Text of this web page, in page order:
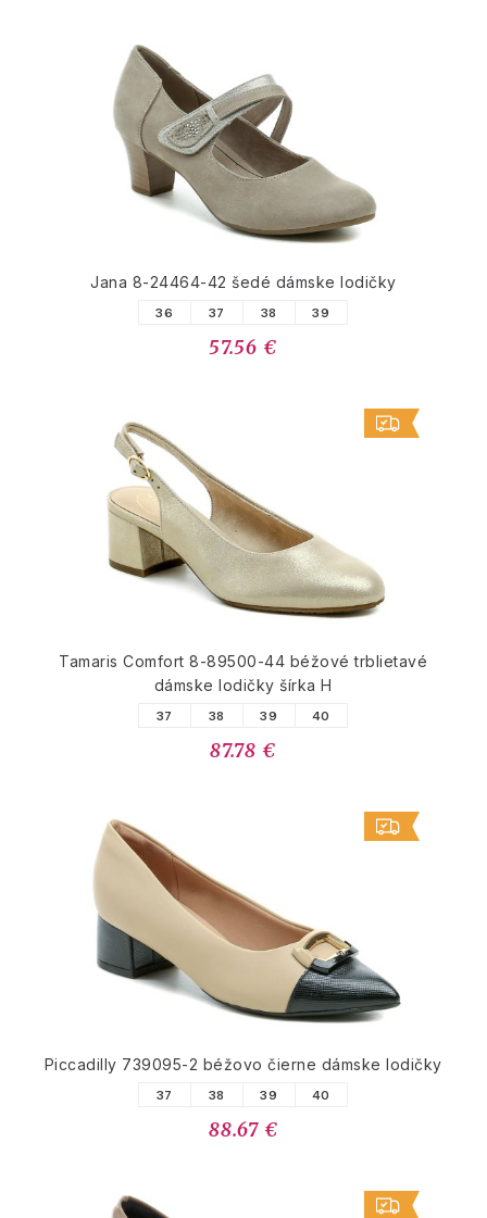
Jana 8-24464-42 šedé dámske lodičky
36 37 38 39
57.56 €
Tamaris Comfort 8-89500-44 béžové trblietavé
dámske lodičky šírka H
37 38 39 40
87.78 €
Piccadilly 739095-2 béžovo čierne dámske lodičky
37 38 39 40
88.67 €